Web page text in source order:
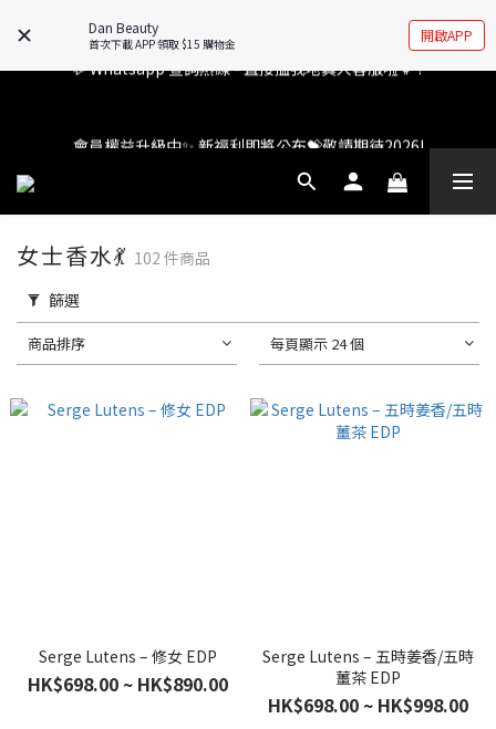
Dan Beauty
首次下載 APP 領取 $15 購物金 開啟APP
🚧全新 Dan Beauty 平台不停更新中，如有任何查詢歡迎前往
💬 Whatsapp 查詢熱線 - 直接搵我地真人客服啦👧 !
會員權益升級中✨ 新福利即將公布💝敬請期待2026!
女士香水💃 102 件商品
篩選
商品排序 每頁顯示 24 個
Serge Lutens – 修女 EDP
HK$698.00 ~ HK$890.00
Serge Lutens – 五時姜香/五時
薑茶 EDP
HK$698.00 ~ HK$998.00